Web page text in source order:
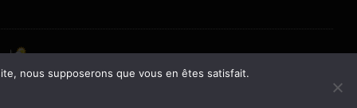
nous supposerons que vous en êtes satisfait.